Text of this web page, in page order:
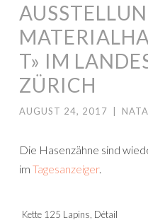
T» IM
ZÜRICH
AUGUST 24, 2017
Die Hasenzähne sind
im Tagesanzeiger.
Kette 125 Lapins, Détail